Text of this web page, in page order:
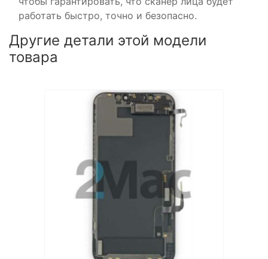
работать быстро, точно и безопасно.
Другие детали этой модели
товара